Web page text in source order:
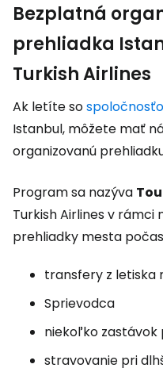
Bezplatná
prehliadka
Turkish Airlines
Ak letíte so
Istanbul, môžete mať
organizovanú
Program sa nazýva
Turkish Airlines v
prehliadky mesta
transfery z letiska
Sprievodca
niekoľko zastávok
stravovanie pri